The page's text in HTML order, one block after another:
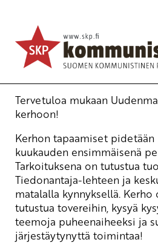
Uudenmaan Tiedonantaja-
Opintokerho
pe 10.7.2026 klo16:00
Tervetuloa mukaan
kerhoon!
Kerhon tapaamiset
kuukauden ensimmäisenä
Tarkoituksena on tutustua
Tiedonantaja-lehteen ja
matalalla kynnyksellä. Kerho
tutustua tovereihin, kysyä
teemoja puheenaiheeksi ja
järjestäytynyttä toimintaa!